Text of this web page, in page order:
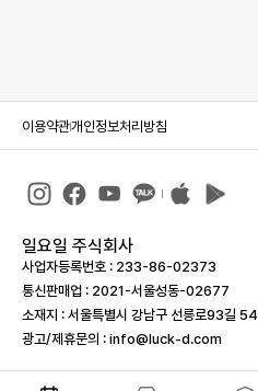
이용약관개인정보처리방침
일요일 주식회사
사업자등록번호 : 233-86-023­73
통신판매업 : 2021-서울성동-02677
소재지 : 서울특별시 강남구 선릉로93길 54
광고/제휴문의 : info@luck-d.com